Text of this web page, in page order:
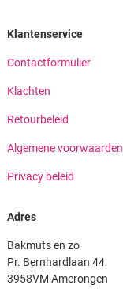
Klantenservice
Contactformulier
Klachten
Retourbeleid
Algemene voorwaarden
Privacy beleid
Adres
Bakmuts en zo
Pr. Bernhardlaan 44
3958VM Amerongen